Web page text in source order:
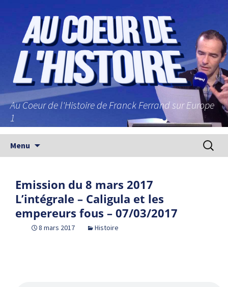
Au Coeur de l'Histoire de Franck Ferrand sur Europe
1
Menu
Emission du 8 mars 2017
L’intégrale – Caligula et les
empereurs fous – 07/03/2017
8 mars 2017 Histoire